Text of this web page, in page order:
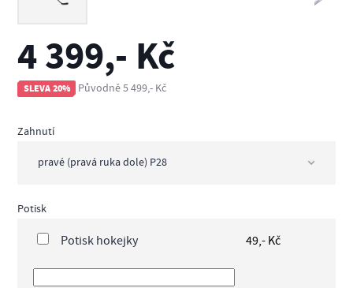
4 399,- Kč
SLEVA 20% Původně 5 499,- Kč
Zahnutí
Potisk
Potisk hokejky 49,- Kč